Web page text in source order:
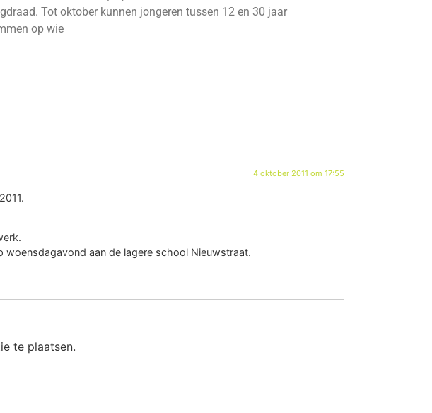
Tot oktober kunnen jongeren tussen 12 en 30 jaar
op wie
4 oktober 2011 om 17:55
woensdagavond aan de lagere school Nieuwstraat.
te plaatsen.